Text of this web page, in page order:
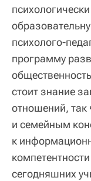
психолого-
программу
стоит знание
отношений, так
и семейным
к
сегодняшних